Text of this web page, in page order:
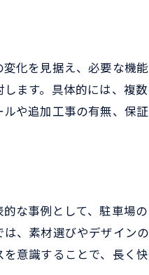
ト
れ
化を見据え、必要な機
ます。具体的には、複
や追加工事の有無、保
な事例として、駐車場
、素材選びやデザイン
意識することで、長く